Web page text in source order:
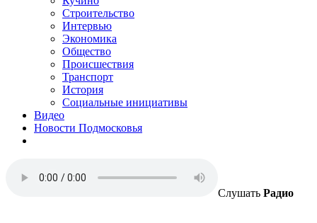
Строительство
Интервью
Экономика
Общество
Происшествия
Транспорт
История
Социальные инициативы
Видео
Новости Подмосковья
Слушать Радио